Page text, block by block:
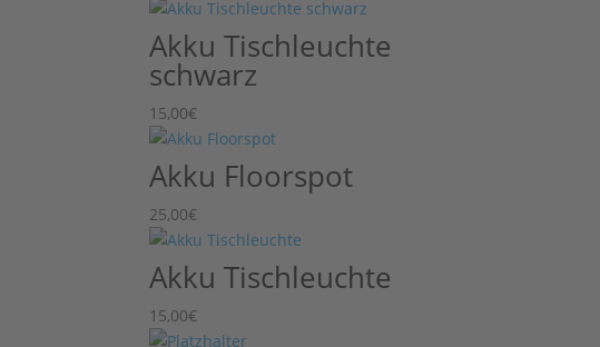
Akku Tischleuchte
schwarz
15,00€
Akku Floorspot
25,00€
Akku Tischleuchte
15,00€